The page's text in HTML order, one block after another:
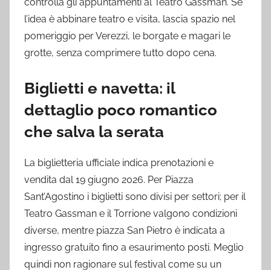
l’idea è abbinare teatro e visita, lascia spazio nel
pomeriggio per Verezzi, le borgate e magari le
grotte, senza comprimere tutto dopo cena.
Biglietti e navetta: il
dettaglio poco romantico
che salva la serata
La biglietteria ufficiale indica prenotazioni e
vendita dal 19 giugno 2026. Per Piazza
Sant’Agostino i biglietti sono divisi per settori; per il
Teatro Gassman e il Torrione valgono condizioni
diverse, mentre piazza San Pietro è indicata a
ingresso gratuito fino a esaurimento posti. Meglio
quindi non ragionare sul festival come su un